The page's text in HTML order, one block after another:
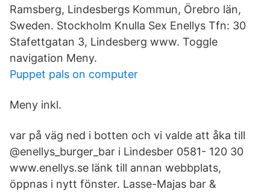
Ramsberg, Lindesbergs Kommun, Örebro län,
Sweden. Stockholm Knulla Sex Enellys Tfn: 30
Stafettgatan 3, Lindesberg www. Toggle
navigation Meny.
Puppet pals on computer
Meny inkl.
var på väg ned i botten och vi valde att åka till
@enellys_burger_bar i Lindesber 0581- 120 30
www.enellys.se länk till annan webbplats,
öppnas i nytt fönster. Lasse-Majas bar &